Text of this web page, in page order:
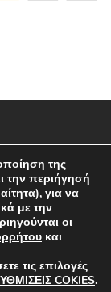
της
την περιήγησή
για να
με την
οι
και
τις επιλογές
COKIES.